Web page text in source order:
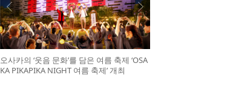
오사카의 ‘웃음 문화’를 담은 여름 축제 ‘OSA
KA PIKAPIKA NIGHT 여름 축제’ 개최